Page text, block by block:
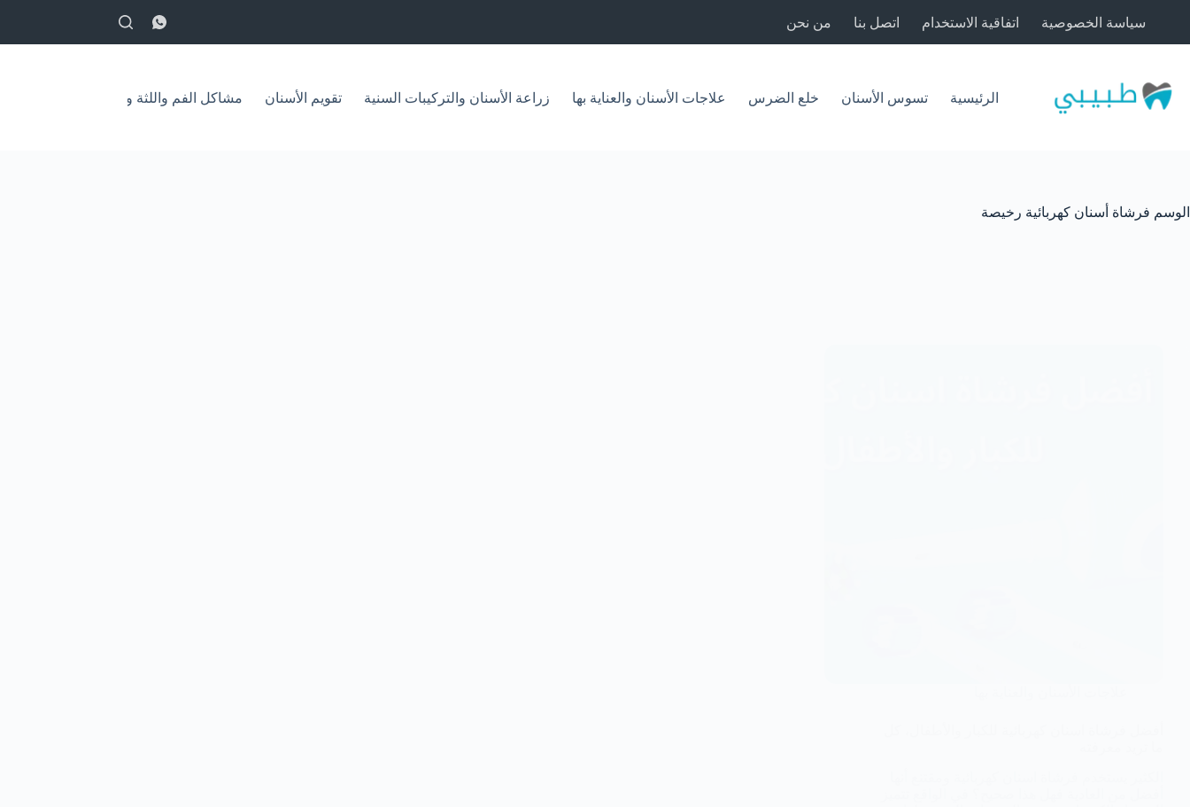
المحتوى
سياسة الخصوصية اتفاقية الاستخدام اتصل بنا من نحن
الرئيسية تسوس الأسنان خلع الضرس علاجات الأسنان والعناية بها زراعة الأسنان والتركيبات السنية تقويم الأسنان مشاكل الفم واللثة وعلاجها
الوسم فرشاة أسنان كهربائية رخيصة